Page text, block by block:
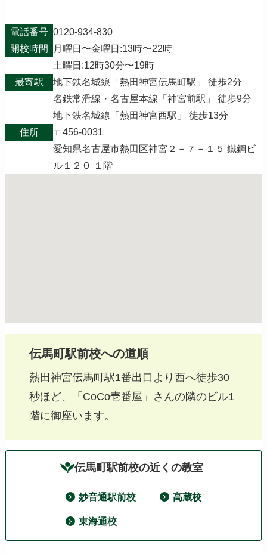
電話番号 0120-934-830
開校時間
月曜日〜金曜日:13時〜22時
土曜日:12時30分〜19時
最寄駅
地下鉄名城線「熱田神宮伝馬町駅」 徒歩2分
名鉄常滑線・名古屋本線「神宮前駅」 徒歩9分
地下鉄名城線「熱田神宮西駅」 徒歩13分
住所
〒456-0031
愛知県名古屋市熱田区神宮２－７－１５ 鐵鋼ビ
ル１２０ １階
伝馬町駅前校への道順
熱田神宮伝馬町駅1番出口より西へ徒歩30
秒ほど、「CoCo壱番屋」さんの隣のビル1
階に御座います。
伝馬町駅前校の近くの教室
妙音通駅前校 高蔵校
東海通校